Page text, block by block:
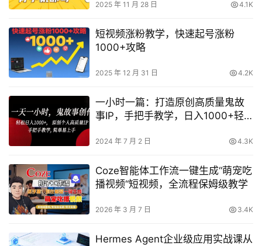
2025 年 11 月 28 日 4.1K
短视频涨粉教学，快速起号涨粉
1000+攻略
2025 年 12 月 31 日 4.2K
一小时一篇：打造原创高质量鬼故
事IP，手把手教学，日入1000+轻
2024 年 7 月 2 日 4.3K
Coze智能体工作流一键生成“萌宠吃
播视频“短视频，全流程保姆级教学
2026 年 3 月 7 日 3.4K
Hermes Agent企业级应用实战课从